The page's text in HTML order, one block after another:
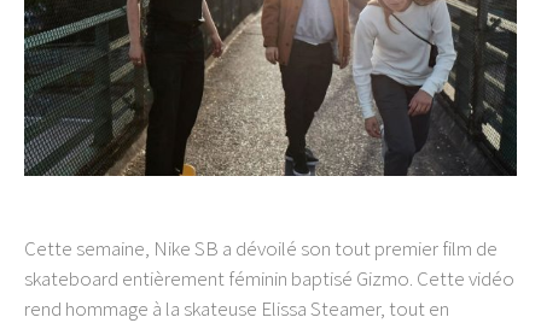
Cette semaine, Nike SB a dévoilé son tout premier film de
skateboard entièrement féminin baptisé Gizmo. Cette vidéo
rend hommage à la skateuse Elissa Steamer, tout en